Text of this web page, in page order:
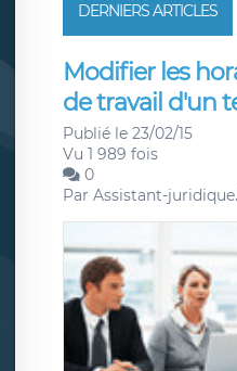
DERNIERS ARTICLES
Modifier les
de travail d'un
Publié le 23/02/15
Vu 1 989 fois
0
Par Assistant-